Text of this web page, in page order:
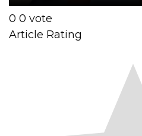
0 0 vote
Article Rating